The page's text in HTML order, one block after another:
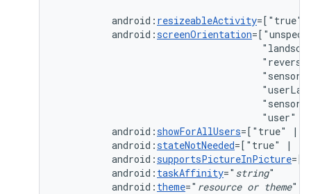
android: resizeableActivity=["true"
android:screenOrientation
"sensor"
"user"
android:showForAllUsers=["true"
|
android:stateNotNeeded=["true"
|
android:supportsPictureInPicture
android: taskAffinity=" string
android: theme=" resource or theme